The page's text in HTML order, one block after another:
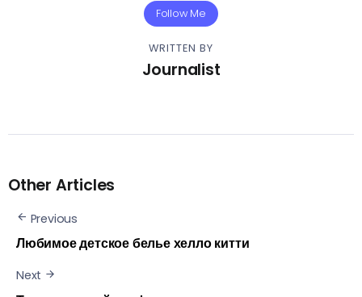
Follow Me
WRITTEN BY
Journalist
Other Articles
Previous
Любимое детское белье хелло китти
Next